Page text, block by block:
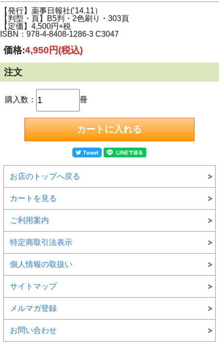
第2章 基準適合性調査の概要及び実績
書面調査、実地調査に対する総合機構の考え方の他、これま
での調査実績を項目ごとに整理。
第3章 調査における通知事例
前版（「GCPと新しい治験改訂版」2006年3月発行）以降に
蓄積してきた医薬品GCP調査結果について、その具体例を
「照会事項」、「改善すべき事項」、「注意ポイント」にま
とめ、特にGCP実地調査に関しては、該当するGCP省令お
よびGCPガイダンスを併記して解説。
・変更点がわかりやすいように薬事法、薬剤師法、薬事法施
・医薬品医療機器等法の施行に伴う関係政令の整備を新旧対
照表にして記載。
・関係通知一覧は、通知名に発出日、発行番号、発出元を記
載して必要な通知の詳細を検索するのに便利。
【発行】薬事日報社(’14.11）
【判型・頁】B5判・2色刷り・303頁
【定価】4,500円+税
ISBN：978-4-8408-1286-3 C3047
価格:4,950円(税込)
注文
購入数： 冊
お店のトップへ戻る
カートを見る
ご利用案内
特定商取引法表示
個人情報の取扱い
サイトマップ
メルマガ登録
お問い合わせ